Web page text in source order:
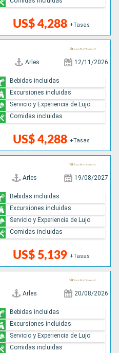
US$ 4,288 +Tasas
Arles 12/11/2026
US$ 4,288 +Tasas
Bebidas incluidas
Excursiones incluidas
Servicio y Experiencia de Lujo
Comidas incluidas
Arles 19/08/2027
US$ 5,139 +Tasas
Bebidas incluidas
Excursiones incluidas
Servicio y Experiencia de Lujo
Comidas incluidas
Arles 20/08/2026
Bebidas incluidas
Excursiones incluidas
Servicio y Experiencia de Lujo
Comidas incluidas